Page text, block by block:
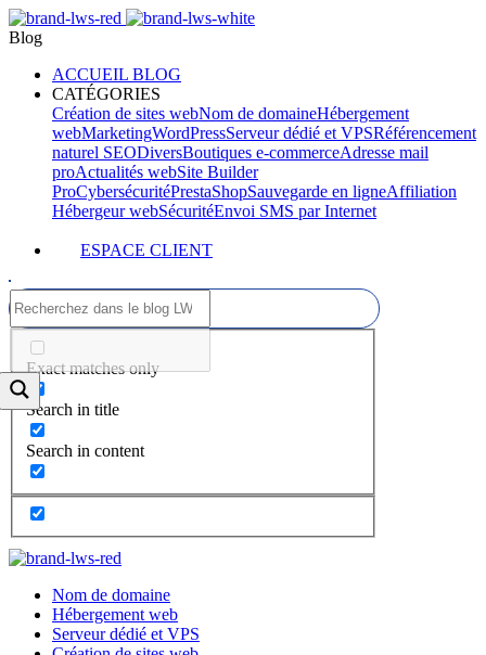
Blog
ACCUEIL BLOG
CATÉGORIES
Création de sites webNom de domaineHébergement
webMarketingWordPressServeur dédié et VPSRéférencement
naturel SEODiversBoutiques e-commerceAdresse mail
proActualités webSite Builder
ProCybersécuritéPrestaShopSauvegarde en ligneAffiliation
Hébergeur webSécuritéEnvoi SMS par Internet
ESPACE CLIENT
Exact matches only
Search in title
Search in content
Nom de domaine
Hébergement web
Serveur dédié et VPS